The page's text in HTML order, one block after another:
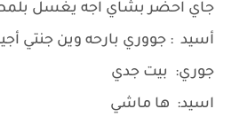
جاي احضر بشاي اجه يغسل
أسيد : جووري بارحه وين جنتي
جوري: بيت جدي
اسيد: ها ماشي